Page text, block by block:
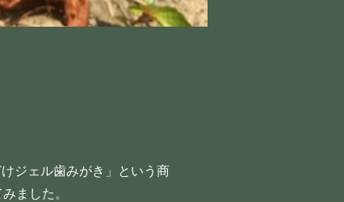
ジェル歯みがき」という商
ました。